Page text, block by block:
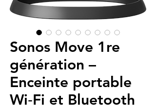
Sonos Move 1re
génération –
Enceinte portable
Wi‑Fi et Bluetooth